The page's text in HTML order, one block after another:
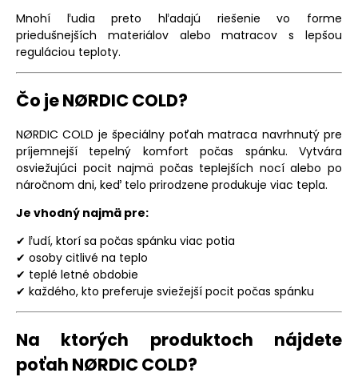
Mnohí ľudia preto hľadajú riešenie vo forme
priedušnejších materiálov alebo matracov s lepšou
reguláciou teploty.
Čo jeNØRDIC COLD?
NØRDIC COLD je špeciálny poťah matraca navrhnutý pre
príjemnejší tepelný komfort počas spánku. Vytvára
osviežujúci pocit najmä počas teplejších nocí alebo po
náročnom dni, keď telo prirodzene produkuje viac tepla.
Je vhodný najmä pre:
✔ ľudí, ktorí sa počas spánku viac potia
✔ osoby citlivé na teplo
✔ teplé letné obdobie
✔ každého, kto preferuje sviežejší pocit počas spánku
Na ktorých produktoch nájdete
poťah NØRDIC COLD?